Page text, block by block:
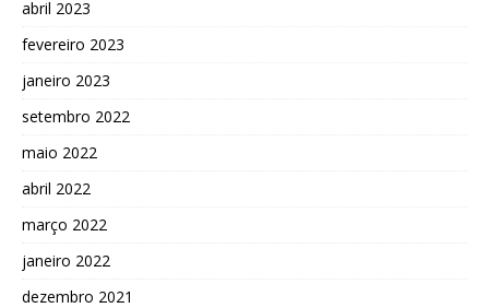
abril 2023
fevereiro 2023
janeiro 2023
setembro 2022
maio 2022
abril 2022
março 2022
janeiro 2022
dezembro 2021